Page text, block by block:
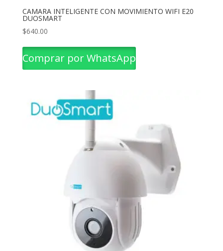
CAMARA INTELIGENTE CON MOVIMIENTO WIFI E20
DUOSMART
$640.00
Comprar por WhatsApp